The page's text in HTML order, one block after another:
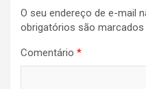
O seu endereço de e-mail
obrigatórios são
Comentário *